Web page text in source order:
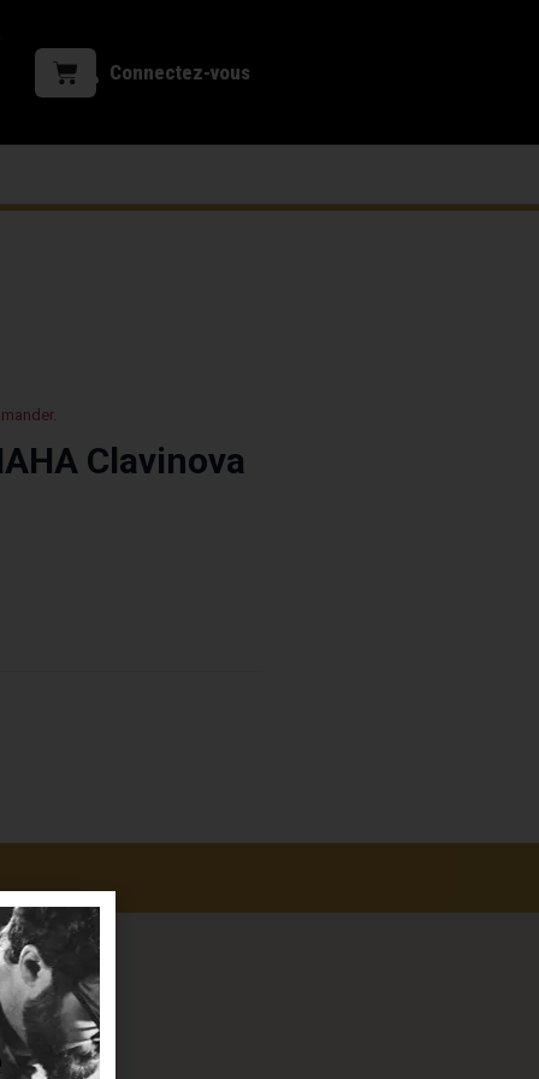
Connectez-vous
Clavinova